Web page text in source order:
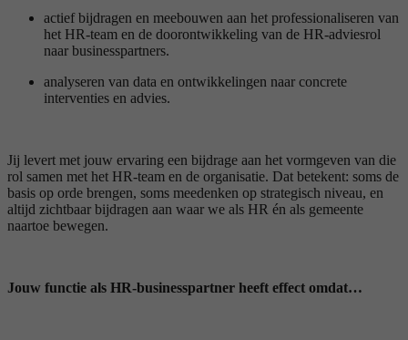
actief bijdragen en meebouwen aan het professionaliseren van
het HR-team en de doorontwikkeling van de HR-adviesrol
naar businesspartners.
analyseren van data en ontwikkelingen naar concrete
interventies en advies.
Jij levert met jouw ervaring een bijdrage aan het vormgeven van die
rol samen met het HR-team en de organisatie. Dat betekent: soms de
basis op orde brengen, soms meedenken op strategisch niveau, en
altijd zichtbaar bijdragen aan waar we als HR én als gemeente
naartoe bewegen.
Jouw functie als HR-businesspartner heeft effect omdat…